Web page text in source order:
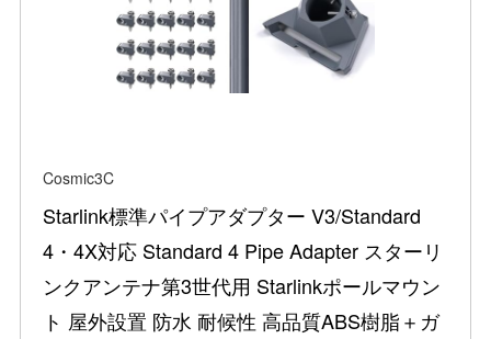
Cosmic3C
Starlink標準パイプアダプター V3/Standard
4・4X対応 Standard 4 Pipe Adapter スターリ
ンクアンテナ第3世代用 Starlinkポールマウン
ト 屋外設置 防水 耐候性 高品質ABS樹脂＋ガ